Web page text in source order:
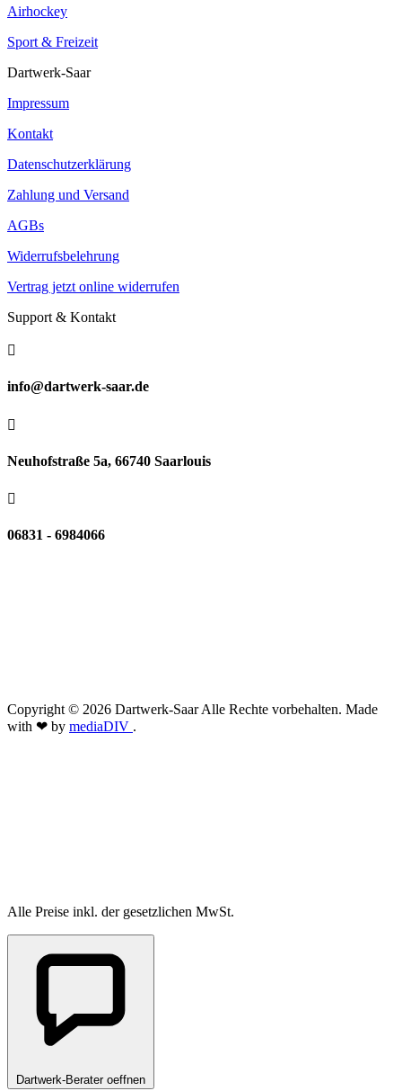
Airhockey
Sport & Freizeit
Dartwerk-Saar
Impressum
Kontakt
Datenschutzerklärung
Zahlung und Versand
AGBs
Widerrufsbelehrung
Vertrag jetzt online widerrufen
Support & Kontakt

info@dartwerk-saar.de

Neuhofstraße 5a, 66740 Saarlouis

06831 - 6984066
Copyright © 2026 Dartwerk-Saar Alle Rechte vorbehalten. Made
with ❤ by mediaDIV .
Alle Preise inkl. der gesetzlichen MwSt.
Dartwerk-Berater oeffnen